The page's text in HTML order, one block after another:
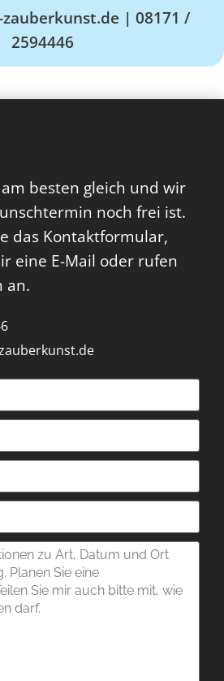
| 08171 /
2594446
besten gleich und wir
noch frei ist.
das Kontaktformular,
eine E-Mail oder rufen
an.